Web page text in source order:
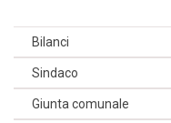
Bilanci
Sindaco
Giunta comunale